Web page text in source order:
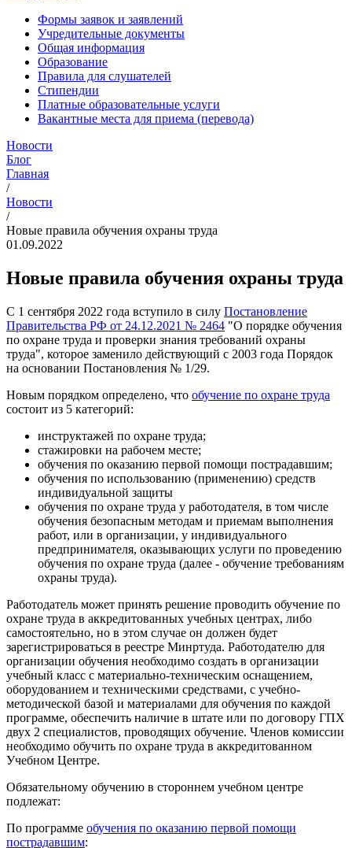
Формы заявок и заявлений
Учредительные документы
Общая информация
Образование
Правила для слушателей
Стипендии
Платные образовательные услуги
Вакантные места для приема (перевода)
Новости
Блог
Главная
/
Новости
/
Новые правила обучения охраны труда
01.09.2022
Новые правила обучения охраны труда
С 1 сентября 2022 года вступило в силу Постановление
Правительства РФ от 24.12.2021 № 2464 "О порядке обучения
по охране труда и проверки знания требований охраны
труда", которое заменило действующий с 2003 года Порядок
на основании Постановления № 1/29.
Новым порядком определено, что обучение по охране труда
состоит из 5 категорий:
инструктажей по охране труда;
стажировки на рабочем месте;
обучения по оказанию первой помощи пострадавшим;
обучения по использованию (применению) средств
индивидуальной защиты
обучения по охране труда у работодателя, в том числе
обучения безопасным методам и приемам выполнения
работ, или в организации, у индивидуального
предпринимателя, оказывающих услуги по проведению
обучения по охране труда (далее - обучение требованиям
охраны труда).
Работодатель может принять решение проводить обучение по
охране труда в аккредитованных учебных центрах, либо
самостоятельно, но в этом случае он должен будет
зарегистрироваться в реестре Минртуда. Работодателю для
организации обучения необходимо создать в организации
учебный класс с материально-техническим оснащением,
оборудованием и техническими средствами, с учебно-
методической базой и материалами для обучения по каждой
программе, обеспечить наличие в штате или по договору ГПХ
двух 2 специалистов, проводящих обучение. Членов комиссии
необходимо обучить по охране труда в аккредитованном
Учебном Центре.
Обязательному обучению в стороннем учебном центре
подлежат:
По программе обучения по оказанию первой помощи
пострадавшим: